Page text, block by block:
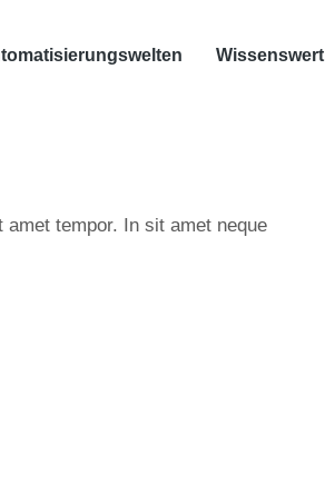
Wissenswert
tempor. In sit amet neque